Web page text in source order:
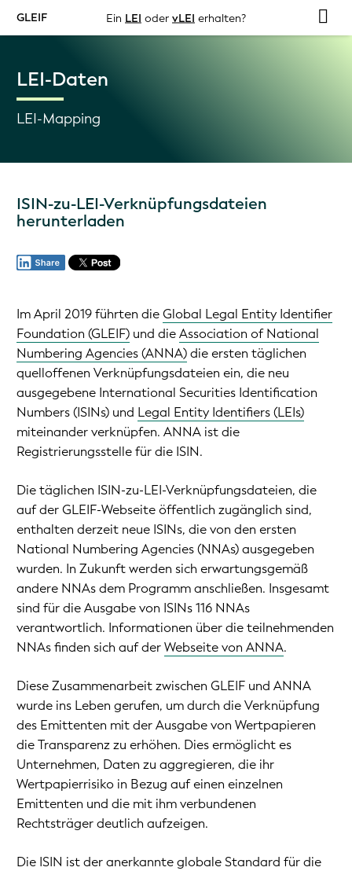
GLEIF Ein LEI oder vLEI erhalten?
LEI-Daten
LEI-Mapping
ISIN-zu-LEI-Verknüpfungsdateien
herunterladen
Im April 2019 führten dieGlobal Legal Entity Identifier
Foundation (GLEIF) und dieAssociation of National
Numbering Agencies (ANNA)die ersten täglichen
quelloffenen Verknüpfungsdateien ein, die neu
ausgegebene International Securities Identification
Numbers (ISINs) und Legal Entity Identifiers (LEIs)
miteinander verknüpfen. ANNA ist die
Registrierungsstelle für die ISIN.
Die täglichen ISIN-zu-LEI-Verknüpfungsdateien, die
auf der GLEIF-Webseite öffentlich zugänglich sind,
enthalten derzeit neue ISINs, die von den ersten
National Numbering Agencies (NNAs) ausgegeben
wurden. In Zukunft werden sich erwartungsgemäß
andere NNAs dem Programm anschließen. Insgesamt
sind für die Ausgabe von ISINs 116 NNAs
verantwortlich. Informationen über die teilnehmenden
NNAs finden sich auf derWebseite von ANNA.
Diese Zusammenarbeit zwischen GLEIF und ANNA
wurde ins Leben gerufen, um durch die Verknüpfung
des Emittenten mit der Ausgabe von Wertpapieren
die Transparenz zu erhöhen. Dies ermöglicht es
Unternehmen, Daten zu aggregieren, die ihr
Wertpapierrisiko in Bezug auf einen einzelnen
Emittenten und die mit ihm verbundenen
Rechtsträger deutlich aufzeigen.
Die ISIN ist der anerkannte globale Standard für die